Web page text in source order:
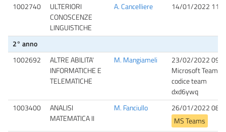
1002740
ULTERIORI
CONOSCENZE
LINGUISTICHE
A. Cancelliere 14/01/2022
2° anno
1002692
ALTRE ABILITA'
INFORMATICHE E
TELEMATICHE
M. Mangiameli
23/02/2022
Microsoft Teams,
codice team
dxd6ywq
1003400
ANALISI
MATEMATICA II
M. Fanciullo
26/01/2022
MS Teams